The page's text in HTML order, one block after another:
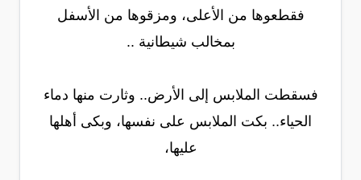
فقطعوها من الأعلى، ومزقوها من الأسفل
بمخالب شيطانية ..
فسقطت الملابس إلى الأرض.. وثارت منها دماء
الحياء.. بكت الملابس على نفسها، وبكى أهلها
عليها،